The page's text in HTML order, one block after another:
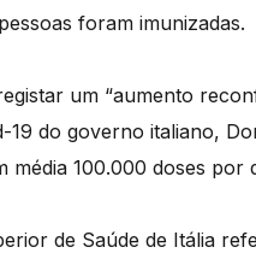
foram imunizadas.
um “aumento
19 do governo italiano,
média 100.000 doses
de Saúde de Itália